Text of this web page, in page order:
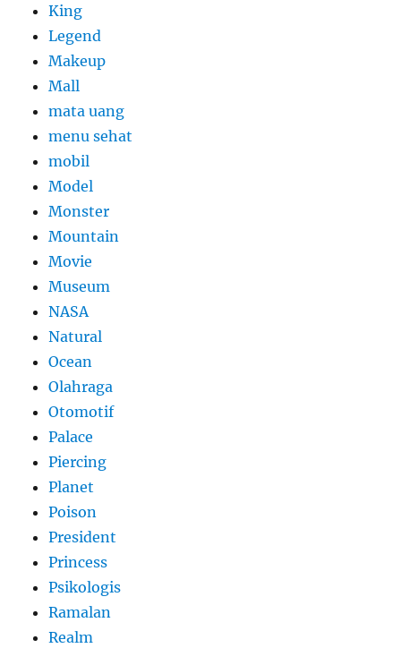
King
Legend
Makeup
Mall
mata uang
menu sehat
mobil
Model
Monster
Mountain
Movie
Museum
NASA
Natural
Ocean
Olahraga
Otomotif
Palace
Piercing
Planet
Poison
President
Princess
Psikologis
Ramalan
Realm